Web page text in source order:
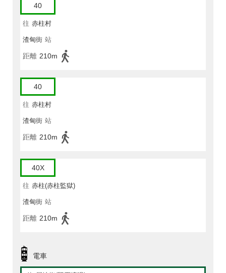
40
往 赤柱村
渣甸街 站
距離 210m
40
往 赤柱村
渣甸街 站
距離 210m
40X
往 赤柱(赤柱監獄)
渣甸街 站
距離 210m
電車